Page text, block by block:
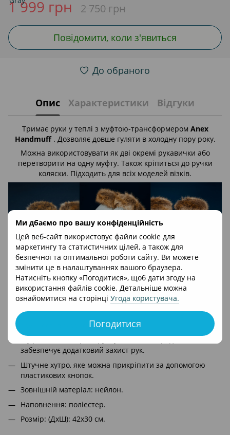
Ми дбаємо про вашу конфіденційність
Цей веб-сайт використовує файли cookie для
маркетингу та статистичних цілей, а також для
безпечної та оптимальної роботи сайту. Ви можете
змінити це в налаштуваннях вашого браузера.
Натисніть кнопку «Погодитися», щоб дати згоду на
використання файлів cookie. Детальніше можна
ознайомитися на сторінці Угода користувача.
Погодитися
1 999 грн 2 750 грн
Повідомити, коли з'явиться
До обраного
Опис Характеристики Відгуки
Тримає руки у теплі з муфтою-трансформером Anex
Handmuff. Дозволяє довше гуляти в холодну пору року.
Можна використовувати як дві окремі рукавички або
перетворити на одну муфту. Також кріпиться до ручки
коляски. Підходить для всіх моделей візків.
Основні характеристики:
Водовідштовхувальні матеріали та теплий наповнювач.
Рукавички можна з'єднувати та роз'єднувати за
допомогою блискавок.
Маркування "R" та "L" усередині кожної рукавички для
зручності використання.
забезпечує додатковий захист рук.
Штучне хутро, яке можна прикріпити за допомогою
пластикових кнопок.
Зовнішній матеріал: нейлон.
Наповнення: поліестер.
Розмір: (ДхШ): 42x30 см.